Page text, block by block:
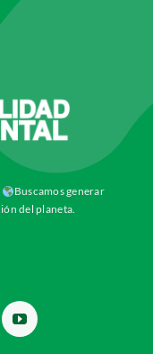
Buscamos generar
del planeta.